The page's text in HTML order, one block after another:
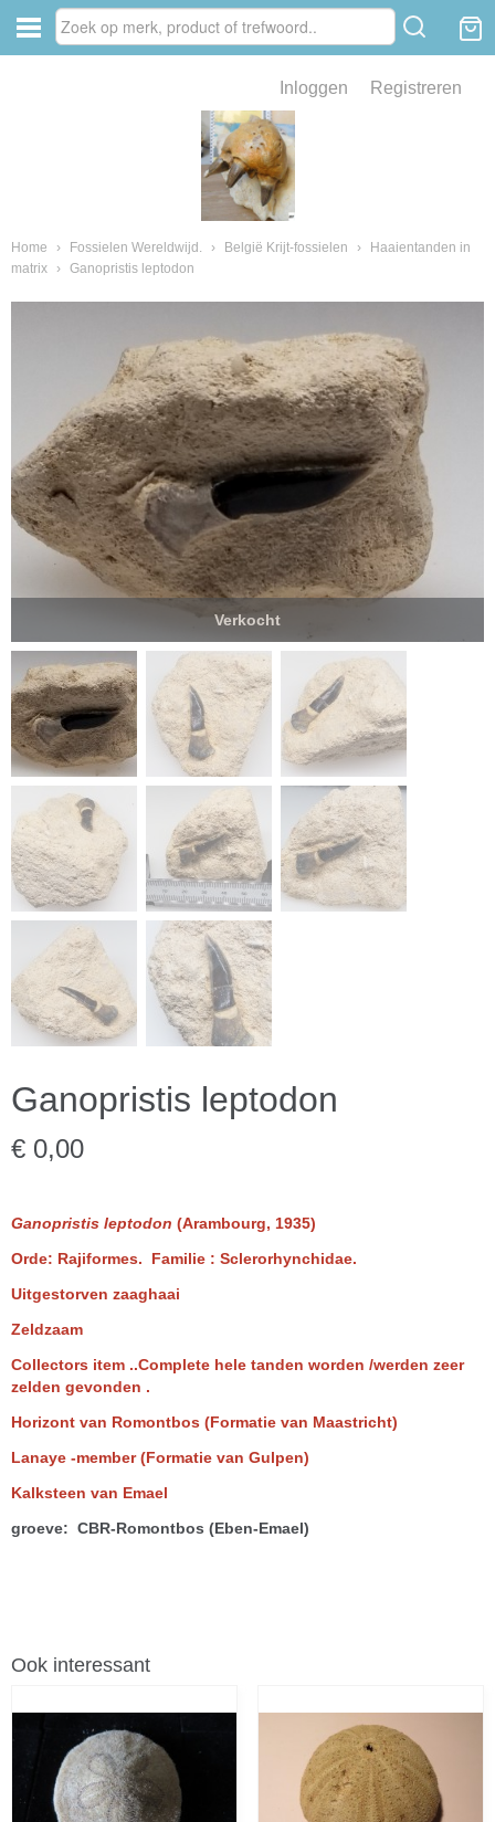
Inloggen Registreren
Home › Fossielen Wereldwijd. › België Krijt-fossielen ›
Haaientanden in
matrix
› Ganopristis leptodon
Verkocht
Ganopristis leptodon
€ 0,00
Ganopristis leptodon (Arambourg, 1935)
Orde: Rajiformes. Familie : Sclerorhynchidae.
Uitgestorven zaaghaai
Zeldzaam
Collectors item ..Complete hele tanden worden /werden zeer
zelden gevonden .
Horizont van Romontbos (Formatie van Maastricht)
Lanaye -member (Formatie van Gulpen)
Kalksteen van Emael
groeve: CBR-Romontbos (Eben-Emael)
Ook interessant
van fossielen en mineralen